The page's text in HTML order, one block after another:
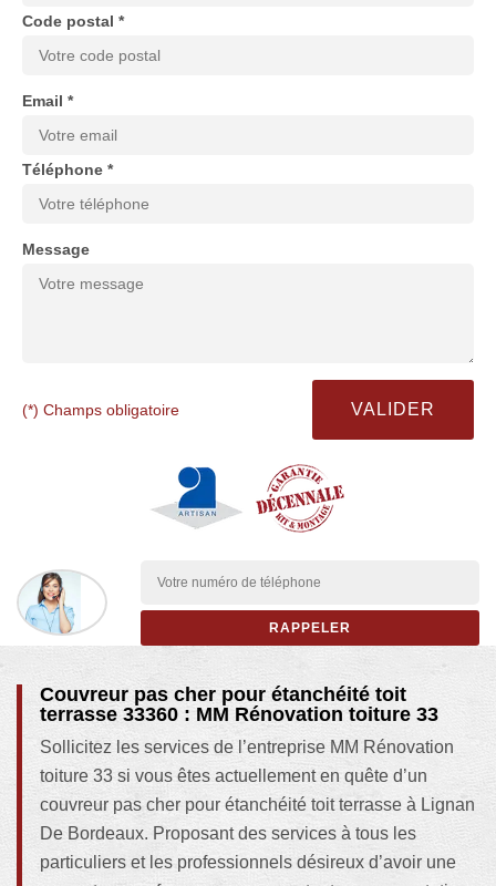
Code postal *
Email *
Téléphone *
Message
(*) Champs obligatoire
Couvreur pas cher pour étanchéité toit
terrasse 33360 : MM Rénovation toiture 33
Sollicitez les services de l’entreprise MM Rénovation
toiture 33 si vous êtes actuellement en quête d’un
couvreur pas cher pour étanchéité toit terrasse à Lignan
De Bordeaux. Proposant des services à tous les
particuliers et les professionnels désireux d’avoir une